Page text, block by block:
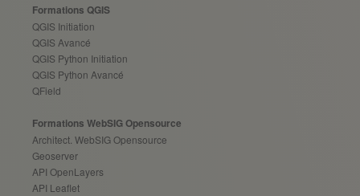
Formations QGIS
QGIS Initiation
QGIS Avancé
QGIS Python Initiation
QGIS Python Avancé
QField
Formations WebSIG Opensource
Architect. WebSIG Opensource
Geoserver
API OpenLayers
API Leaflet